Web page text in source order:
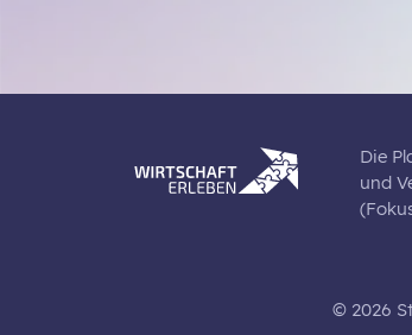
Die
und
© 2026